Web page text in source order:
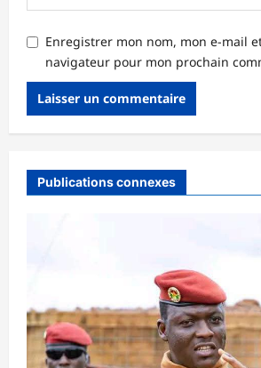
Enregistrer mon nom, mon e-mail
navigateur pour mon prochain
Publications connexes